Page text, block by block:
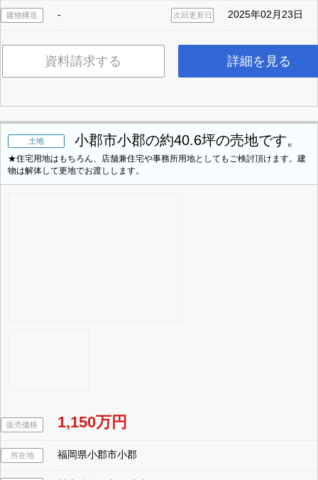
建物構造 - 次回更新日 2025年02月23日
資料請求する 詳細を見る
土地 小郡市小郡の約40.6坪の売地です。
★住宅用地はもちろん、店舗兼住宅や事務所用地としてもご検討頂けます。建
物は解体して更地でお渡しします。
販売価格 1,150万円
所在地 福岡県小郡市小郡